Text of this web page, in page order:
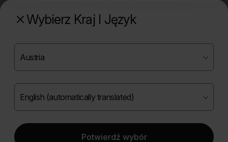
Wybierz Kraj I Język
Potwierdź wybór
Poznaj naszą drugą markę
English (automatically translated)